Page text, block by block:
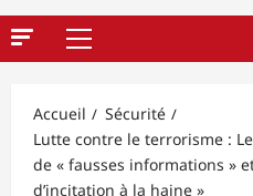
Menu
Accueil
Sécurité
Lutte contre le terrorisme :
de « fausses informations »
d’incitation à la haine »